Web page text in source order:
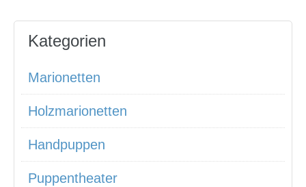
Kategorien
Marionetten
Holzmarionetten
Handpuppen
Puppentheater